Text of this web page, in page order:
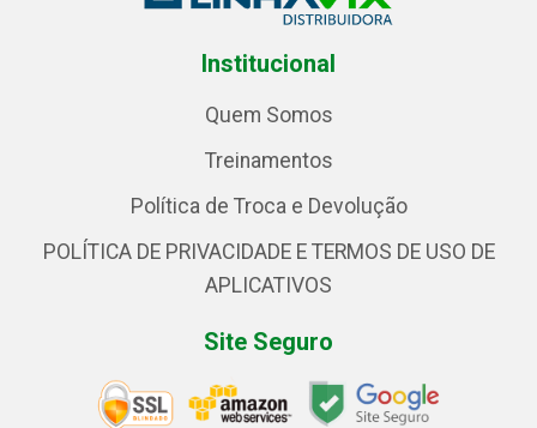
Institucional
Quem Somos
Treinamentos
Política de Troca e Devolução
POLÍTICA DE PRIVACIDADE E TERMOS DE USO DE
APLICATIVOS
Site Seguro